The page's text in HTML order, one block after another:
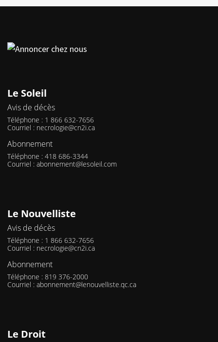
Le Soleil
Avis de décès
Téléphone : 1 866 632-7656
Courriel : necrologie@cn2i.ca
Abonnement
Téléphone : 418 686-3344
Courriel : abonnement@lesoleil.com
Le Nouvelliste
Avis de décès
Téléphone : 1 866 632-7656
Courriel : necrologie@cn2i.ca
Abonnement
Téléphone : 819 376-2000
Courriel : abonnement@lenouvelliste.qc.ca
Le Droit